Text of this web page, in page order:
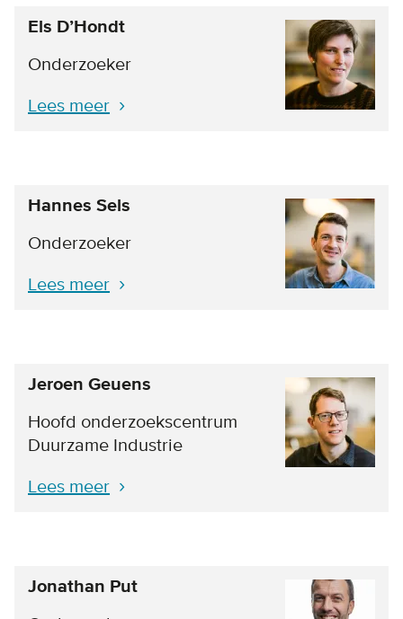
Els D’Hondt
Onderzoeker
Lees meer
Hannes Sels
Onderzoeker
Lees meer
Jeroen Geuens
Hoofd onderzoekscentrum
Duurzame Industrie
Lees meer
Jonathan Put